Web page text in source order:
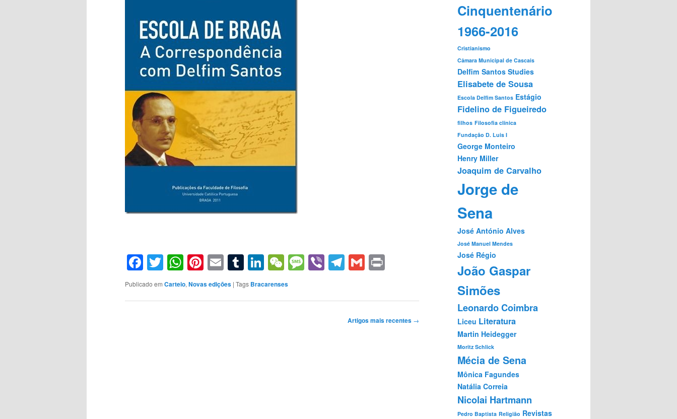
Facebook
Twitter
WhatsApp
Pinterest
EmailTumblr
LinkedIn
WeChat
Message
ViberTelegram
Gmail
Publicado em Carteio, Novas edições | Tags Bracarenses
Artigos mais recentes →
Cinquentenário
1966-2016
Cristianismo
Câmara Municipal de Cascais
Delfim Santos Studies
Elisabete de Sousa
Escola Delfim Santos Estágio
Fidelino de Figueiredo
filhos Filosofia clínica
Fundação D. Luis I
George Monteiro
Henry Miller
Joaquim de Carvalho
Jorge de
Sena
José António Alves
José Manuel Mendes
José Régio
João Gaspar
Simões
Leonardo Coimbra
Liceu Literatura
Martin Heidegger
Moritz Schlick
Mécia de Sena
Mônica Fagundes
Natália Correia
Nicolai Hartmann
Pedro Baptista Religião Revistas